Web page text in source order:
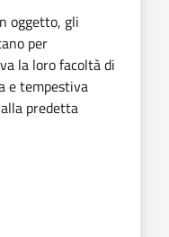
oggetto, gli
per
la loro facoltà di
e tempestiva
predetta